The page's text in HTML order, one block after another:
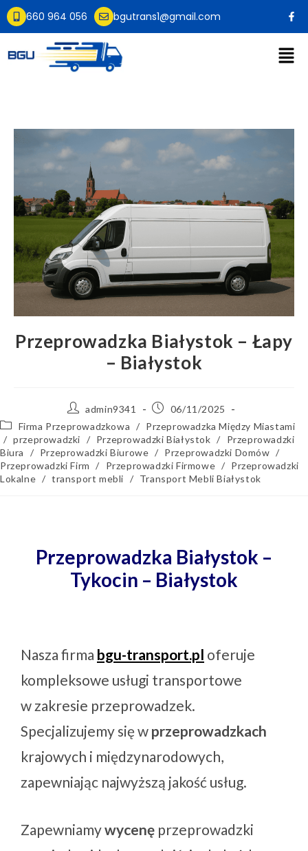
660 964 056 bgutrans1@gmail.com
Przeprowadzka Białystok – Łapy
– Białystok
admin9341
06/11/2025
Firma Przeprowadzkowa / Przeprowadzka Między Miastami
/ przeprowadzki / Przeprowadzki Białystok /
Przeprowadzki
Biura
/ Przeprowadzki Biurowe / Przeprowadzki Domów /
Przeprowadzki Firm
/ Przeprowadzki Firmowe / Przeprowadzki
Lokalne / transport mebli / Transport Mebli Białystok
Przeprowadzka Białystok –
Tykocin – Białystok
Nasza firma bgu-transport.pl oferuje
kompleksowe usługi transportowe
w zakresie przeprowadzek.
Specjalizujemy się w przeprowadzkach
krajowych i międzynarodowych,
zapewniając najwyższą jakość usług.
Zapewniamywycenę przeprowadzki